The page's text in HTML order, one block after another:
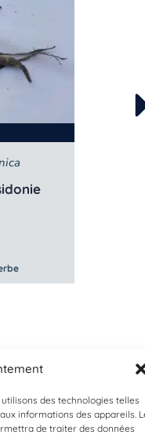
des technologies telles
informations des appareils.
de traiter des données